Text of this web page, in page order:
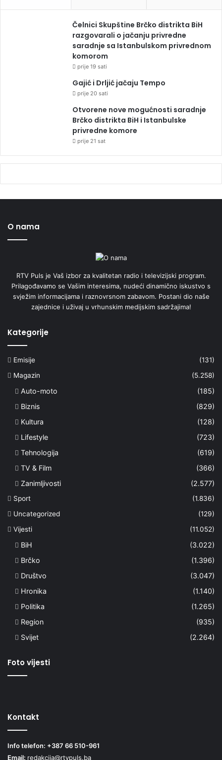
Čelnici Skupštine Brčko distrikta BiH
razgovarali o jačanju privredne
saradnje sa Istanbulskom privrednom
komorom
prije 19 sati
Gajić i Drljić jačaju Tempo
prije 20 sati
Otvorene nove mogućnosti saradnje
Brčko distrikta BiH i Istanbulske
privredne komore
prije 21 sat
O nama
RTV Puls je Vaš izbor za kvalitetan radio i televizijski program.
Prilagođavamo se Vašim interesima, nudeći dinamično iskustvo s
svježim informacijama i raznovrsnom zabavom. Postani dio naše
zajednice i uživaj u vrhunskim medijskim sadržajima!
Kategorije
Emisije
(131)
Magazin
(5.258)
Auto-moto
(185)
Biznis
(829)
Kultura
(128)
Lifestyle
(723)
Tehnologija
(619)
TV & Film
(366)
Zanimljivosti
(2.577)
Sport
(1.836)
Uncategorized
(129)
Vijesti
(11.052)
BiH
(3.022)
Brčko
(1.396)
Društvo
(3.047)
Hronika
(1.140)
Politika
(1.265)
Region
(935)
Svijet
(2.264)
Foto vijesti
Kontakt
Info telefon: +387 66 510-961
Email: redakcija@rtvpuls.ba